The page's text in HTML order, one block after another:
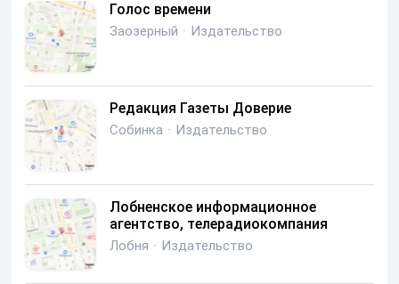
Голос времени
Заозерный · Издательство
Редакция Газеты Доверие
Собинка · Издательство
Лобненское информационное
агентство, телерадиокомпания
Лобня · Издательство